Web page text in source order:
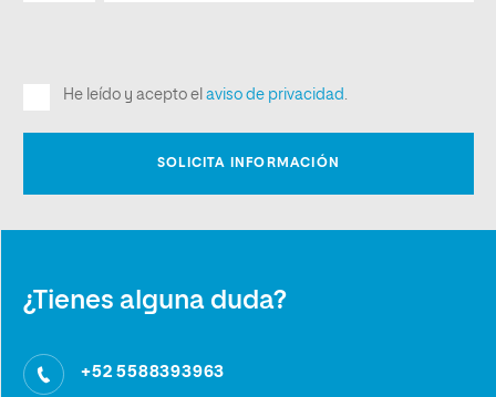
¿Tienes alguna duda?
+52 5588393963